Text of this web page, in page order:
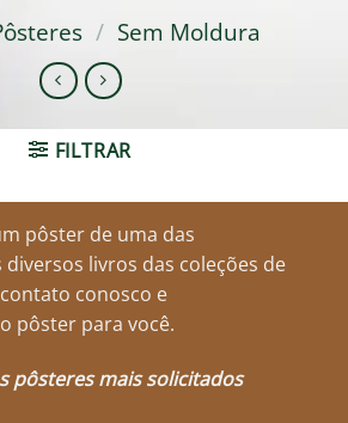
/ Sem Moldura
FILTRAR
pôster de uma das
livros das coleções de
conosco e
pôster para você.
pôsteres mais solicitados